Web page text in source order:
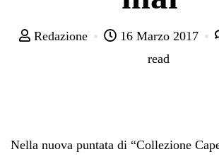
Redazione 16 Marzo 2017
read
Nella nuova puntata di “Collezione